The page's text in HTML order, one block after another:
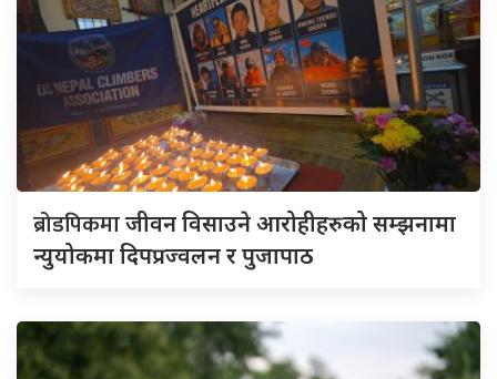
ब्रोडपिकमाजीवन विसाउने आरोहीहरुको सम्झनामा
न्युयोकमा दिपप्रज्वलन र पुजापाठ